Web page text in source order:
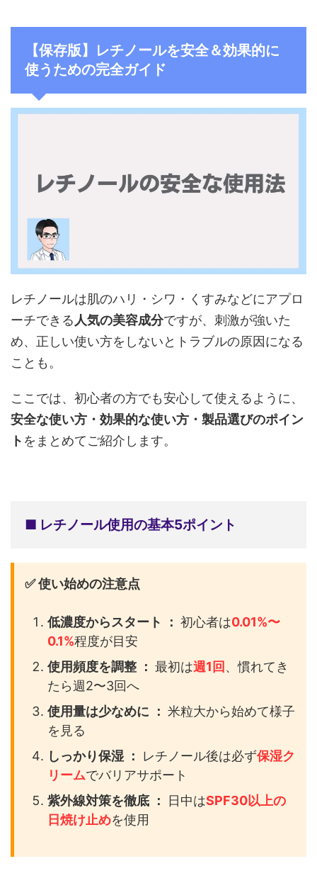
【保存版】レチノールを安全＆効果的に
使うための完全ガイド
レチノールは肌のハリ・シワ・くすみなどにアプロ
ーチできる人気の美容成分ですが、刺激が強いた
め、正しい使い方をしないとトラブルの原因になる
ことも。
ここでは、初心者の方でも安心して使えるように、
安全な使い方・効果的な使い方・製品選びのポイン
ト をまとめてご紹介します。
■ レチノール使用の基本5ポイント
✅ 使い始めの注意点
低濃度からスタート ： 初心者は0.01%〜
0.1%程度が目安
使用頻度を調整 ： 最初は週1回、慣れてき
たら週2〜3回へ
使用量は少なめに ： 米粒大から始めて様子
を見る
しっかり保湿 ： レチノール後は必ず保湿ク
リームでバリアサポート
紫外線対策を徹底 ： 日中はSPF30以上の
日焼け止めを使用